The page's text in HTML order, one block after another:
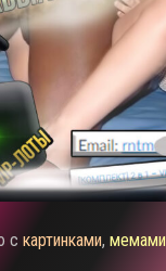
скартинками,мемами